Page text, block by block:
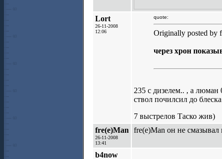
Lort
26-11-2008
12:06
quote:
Originally posted by
через хрон
235 c дизелем.. , а люман
ствол почилсил до
7 выстрелов Таско жив)
fre(e)Man
26-11-2008
13:41
fre(e)Man он не смазывал
b4now